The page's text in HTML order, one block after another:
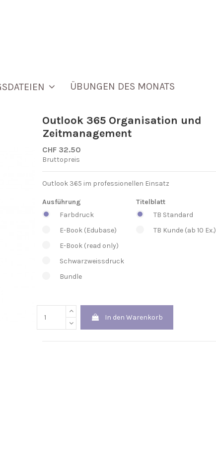
ÜBUNGEN DES MONATS
Outlook 365 Organisation und
Zeitmanagement
CHF 32.50
Bruttopreis
Outlook 365 im professionellen Einsatz
Ausführung
Farbdruck
E-Book (Edubase)
E-Book (read only)
Schwarzweissdruck
Bundle
Titelblatt
TB Standard
TB Kunde (ab 10 Ex.)
In den Warenkorb